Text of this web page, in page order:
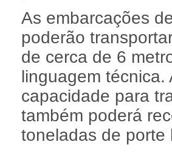
As embarcações
poderão
de cerca de 6
linguagem
capacidade para
também poderá
toneladas de porte